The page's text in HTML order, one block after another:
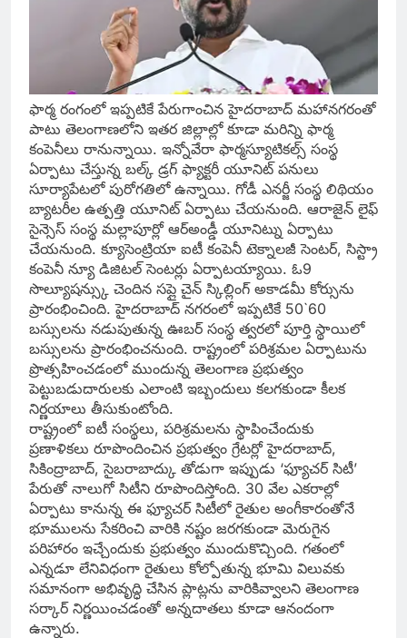
ఫార్మ రంగంలో ఇప్పటికే పేరుగాంచిన హైదరాబాద్ మహానగరంతో
పాటు తెలంగాణలోని ఇతర జిల్లాల్లో కూడా మరిన్ని ఫార్మ
కంపెనీలు రానున్నాయి. ఇన్నోవేరా ఫార్మస్యూటికల్స్ సంస్థ
ఏర్పాటు చేస్తున్న బల్క్ డ్రగ్ ఫ్యాక్టరీ యూనిట్ పనులు
సూర్యాపేటలో పురోగతిలో ఉన్నాయి. గోడీ ఎనర్జీ సంస్థ లిథియం
బ్యాటరీల ఉత్పత్తి యూనిట్ ఏర్పాటు చేయనుంది. ఆరాజైన్ లైఫ్
సైన్సెస్ సంస్థ మల్లాపూర్లో ఆర్అండ్డీ యూనిట్ను ఏర్పాటు
చేయనుంది. క్యూసెంట్రియా ఐటీ కంపెనీ టెక్నాలజీ సెంటర్, సిస్ట్రా
కంపెనీ న్యూ డిజిటల్ సెంటర్లు ఏర్పాటయ్యాయి. ఓ9
సొల్యూషన్స్కు చెందిన సప్లై చైన్ స్కిల్లింగ్ అకాడమీ కోర్సును
ప్రారంభించింది. హైదరాబాద్ నగరంలో ఇప్పటికే 50`60
బస్సులను నడుపుతున్న ఊబర్ సంస్థ త్వరలో పూర్తి స్థాయిలో
బస్సులను ప్రారంభించనుంది. రాష్ట్రంలో పరిశ్రమల ఏర్పాటును
ప్రొత్సహించడంలో ముందున్న తెలంగాణ ప్రభుత్వం
పెట్టుబడుదారులకు ఎలాంటి ఇబ్బందులు కలగకుండా కీలక
నిర్ణయాలు తీసుకుంటోంది.
రాష్ట్రంలో ఐటీ సంస్థలు, పరిశ్రమలను స్థాపించేందుకు
ప్రణాళికలు రూపొందించిన ప్రభుత్వం గ్రేటర్లో హైదరాబాద్,
సికింద్రాబాద్, సైబరాబాద్కు తోడుగా ఇప్పుడు ‘ఫ్యూచర్ సిటీ’
పేరుతో నాలుగో సిటీని రూపొందిస్తోంది. 30 వేల ఎకరాల్లో
ఏర్పాటు కానున్న ఈ ఫ్యూచర్ సిటీలో రైతుల అంగీకారంతోనే
భూములను సేకరించి వారికి నష్టం జరగకుండా మెరుగైన
పరిహారం ఇచ్చేందుకు ప్రభుత్వం ముందుకొచ్చింది. గతంలో
ఎన్నడూ లేనివిధంగా రైతులు కోల్పోతున్న భూమి విలువకు
సమానంగా అభివృద్ధి చేసిన ప్లాట్లను వారికివ్వాలని తెలంగాణ
సర్కార్ నిర్ణయించడంతో అన్నదాతలు కూడా ఆనందంగా
ఉన్నారు.